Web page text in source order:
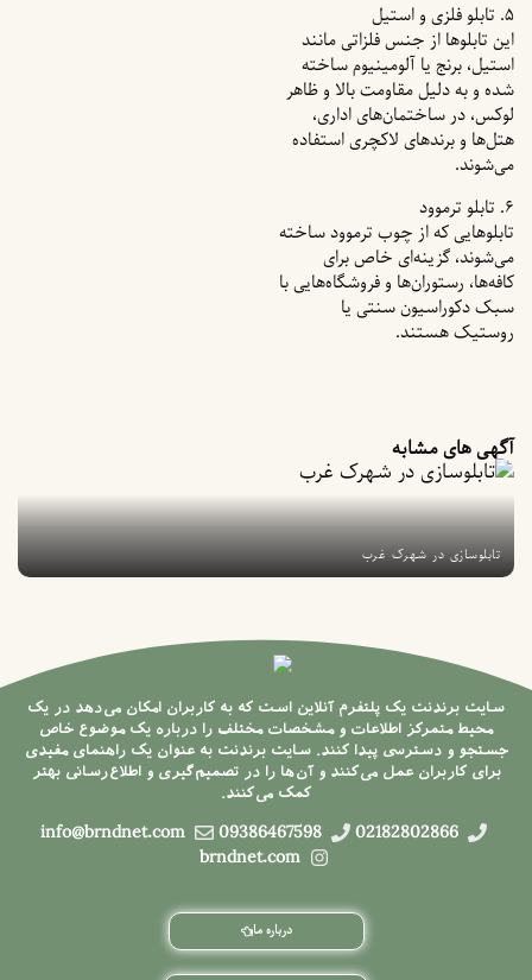
۵. تابلو فلزی و استیل
این تابلوها از جنس فلزاتی مانند
استیل، برنج یا آلومینیوم ساخته
شده و به دلیل مقاومت بالا و ظاهر
لوکس، در ساختمان‌های اداری،
هتل‌ها و برندهای لاکچری استفاده
می‌شوند.
۶. تابلو ترموود
تابلوهایی که از چوب ترموود ساخته
می‌شوند، گزینه‌ای خاص برای
کافه‌ها، رستوران‌ها و فروشگاه‌هایی با
سبک دکوراسیون سنتی یا
روستیک هستند.
آگهی های مشابه
تابلوسازی در شهرک غرب
سایت برندنت یک پلتفرم آنلاین است که به کاربران امکان می‌دهد در یک
محیط متمرکز اطلاعات و مشخصات مختلف را درباره یک موضوع خاص
جستجو و دسترسی پیدا کنند. سایت برندنت به عنوان یک راهنمای مفیدی
برای کاربران عمل می‌کنند و آن‌ها را در تصمیم‌گیری و اطلاع‌رسانی بهتر
کمک می‌کنند.
02182802866
09386467598
info@brndnet.com
brndnet.com
درباره ما